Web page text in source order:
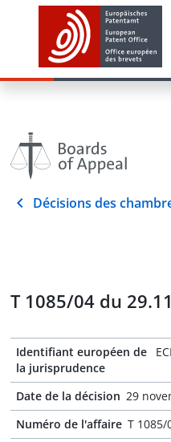
Décisions des
T 1085/04 du
Identifiant européen de
la jurisprudence
Date de la décision 29
Numéro de l'affaire T 1085/